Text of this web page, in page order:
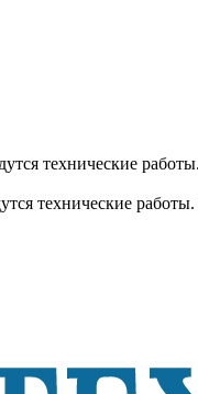
технические
технические